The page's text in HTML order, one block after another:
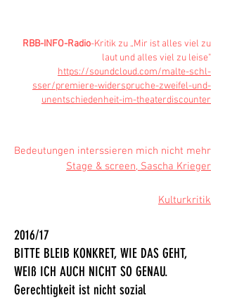
RBB-INFO-Radio-Kritik zu „Mir ist alles viel zu
laut und alles viel zu leise"
https://soundcloud.com/malte-schl-
sser/premiere-widerspruche-zweifel-und-
unentschiedenheit-im-theaterdiscounter
Bedeutungen interssieren mich nicht mehr
Stage & screen, Sascha Krieger
Kulturkritik
2016/17
BITTE BLEIB KONKRET, WIE DAS GEHT,
WEIß ICH AUCH NICHT SO GENAU.
Gerechtigkeit ist nicht sozial